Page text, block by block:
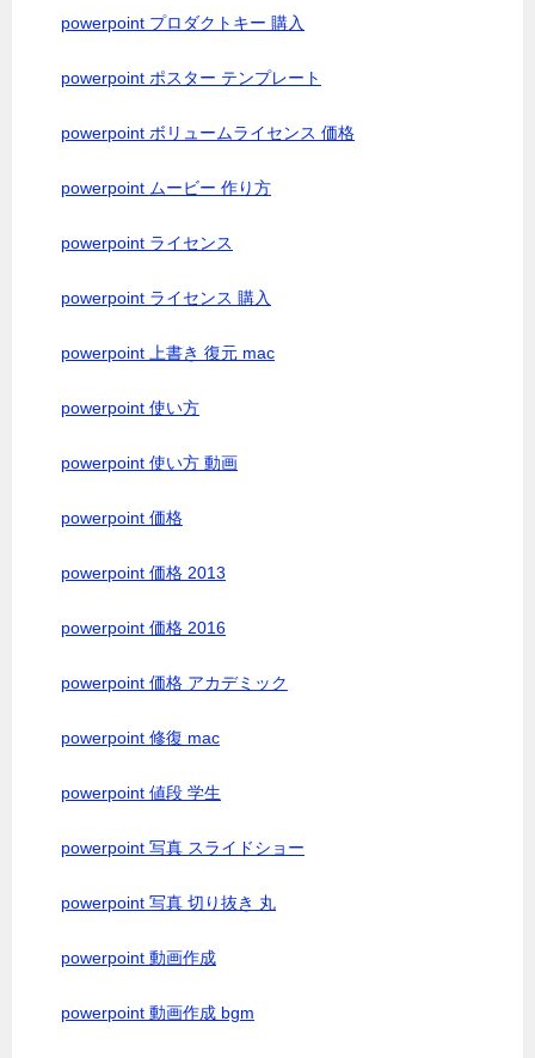
powerpoint プロダクトキー 購入
powerpoint ポスター テンプレート
powerpoint ボリュームライセンス 価格
powerpoint ムービー 作り方
powerpoint ライセンス
powerpoint ライセンス 購入
powerpoint 上書き 復元 mac
powerpoint 使い方
powerpoint 使い方 動画
powerpoint 価格
powerpoint 価格 2013
powerpoint 価格 2016
powerpoint 価格 アカデミック
powerpoint 修復 mac
powerpoint 値段 学生
powerpoint 写真 スライドショー
powerpoint 写真 切り抜き 丸
powerpoint 動画作成
powerpoint 動画作成 bgm